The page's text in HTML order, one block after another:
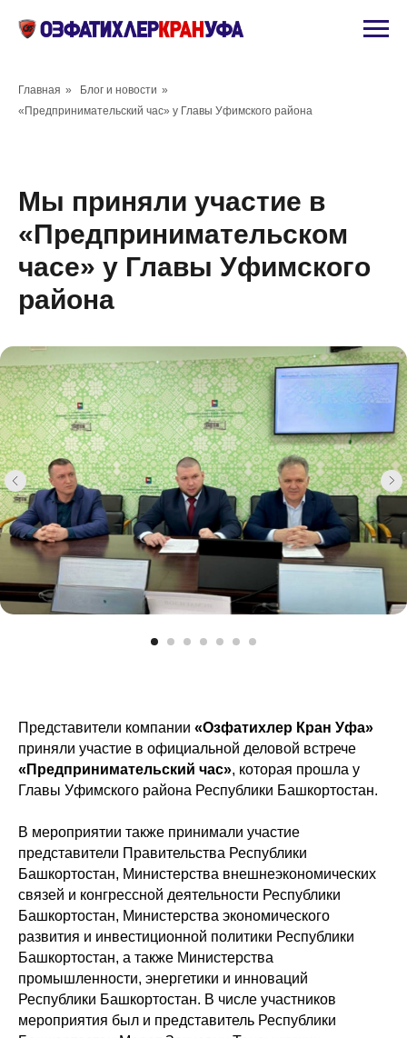
Главная » Блог и новости »
«Предпринимательский час» у Главы Уфимского района
Мы приняли участие в
«Предпринимательском
часе» у Главы Уфимского
района
Представители компании «Озфатихлер Кран Уфа»
приняли участие в официальной деловой встрече
«Предпринимательский час», которая прошла у
Главы Уфимского района Республики Башкортостан.
В мероприятии также принимали участие
представители Правительства Республики
Башкортостан, Министерства внешнеэкономических
связей и конгрессной деятельности Республики
Башкортостан, Министерства экономического
развития и инвестиционной политики Республики
Башкортостан, а также Министерства
промышленности, энергетики и инноваций
Республики Башкортостан. В числе участников
мероприятия был и представитель Республики